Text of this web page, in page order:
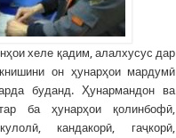
хеле қадим, алалхусус дар
он ҳунарҳои мардумӣ
буданд. Ҳунармандон ва
ба ҳунарҳои қолинбофӣ,
кандакорӣ, гаҷкорӣ,